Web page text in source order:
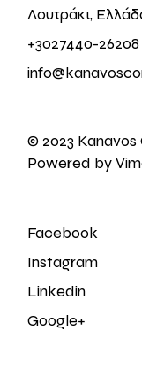
Λουτράκι,
+3027440-26208
© 2023
Powered by
Facebook
Instagram
Linkedin
Google+